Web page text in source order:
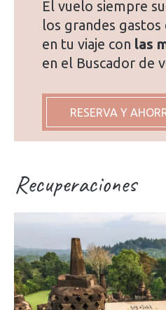
El vuelo siempre
los grandes gastos
en tu viaje con las
en el Buscador de
RESERVA Y
Recuperaciones